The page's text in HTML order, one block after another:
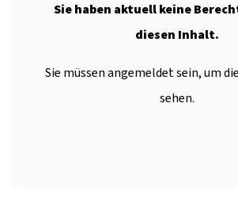
Sie haben aktuell keine
diesen Inhalt.
Sie müssen angemeldet sein, um
sehen.